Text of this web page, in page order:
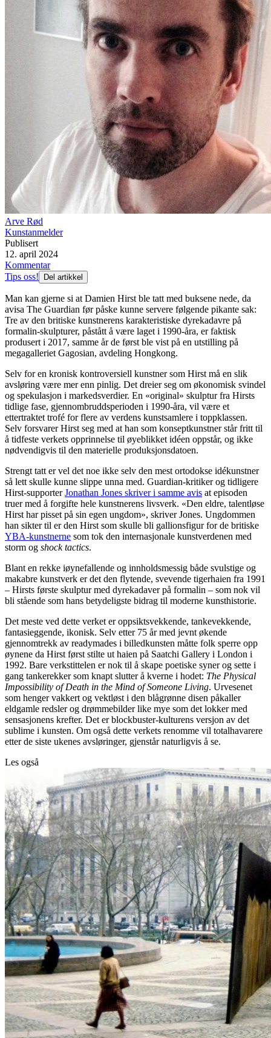
Arve Rød
Kunstanmelder
Publisert
12. april 2024
Kommentar
Tips oss!
Del artikkel
Man kan gjerne si at Damien Hirst ble tatt med buksene nede, da
avisa The Guardian før påske kunne servere følgende pikante sak:
Tre av den britiske kunstnerens karakteristiske dyrekadavre på
formalin-skulpturer, påstått å være laget i 1990-åra, er faktisk
produsert i 2017, samme år de først ble vist på en utstilling på
megagalleriet Gagosian, avdeling Hongkong.
Selv for en kronisk kontroversiell kunstner som Hirst må en slik
avsløring være mer enn pinlig. Det dreier seg om økonomisk svindel
og spekulasjon i markedsverdier. En «original» skulptur fra Hirsts
tidlige fase, gjennombruddsperioden i 1990-åra, vil være et
ettertraktet trofé for flere av verdens kunstsamlere i toppklassen.
Selv forsvarer Hirst seg med at han som konseptkunstner står fritt til
å tidfeste verkets opprinnelse til øyeblikket idéen oppstår, og ikke
nødvendigvis til den materielle produksjonsdatoen.
Strengt tatt er vel det noe ikke selv den mest ortodokse idékunstner
så lett skulle kunne slippe unna med. Guardian-kritiker og tidligere
Hirst-supporterJonathan Jones skriver i samme avis at episoden
truer med å forgifte hele kunstnerens livsverk. «Den eldre, talentløse
Hirst har pisset på sin egen ungdom», skriver Jones. Ungdommen
han sikter til er den Hirst som skulle bli gallionsfigur for de britiske
YBA-kunstnerne som tok den internasjonale kunstverdenen med
storm og shock tactics.
Blant en rekke iøynefallende og innholdsmessig både svulstige og
makabre kunstverk er det den flytende, svevende tigerhaien fra 1991
– Hirsts første skulptur med dyrekadaver på formalin – som nok vil
bli stående som hans betydeligste bidrag til moderne kunsthistorie.
Det meste ved dette verket er oppsiktsvekkende, tankevekkende,
fantasieggende, ikonisk. Selv etter 75 år med jevnt økende
gjennomtrekk av readymades i billedkunsten måtte folk sperre opp
øynene da Hirst først stilte ut haien på Saatchi Gallery i London i
1992. Bare verkstittelen er nok til å skape poetiske syner og sette i
gang tankerekker som knapt slutter å kverne i hodet: The Physical
Impossibility of Death in the Mind of Someone Living. Urvesenet
som henger vakkert og vektløst i den blågrønne disen påkaller
eldgamle redsler og drømmebilder like mye som det lokker med
sensasjonens krefter. Det er blockbuster-kulturens versjon av det
sublime i kunsten. Om også dette verkets renomme vil totalhavarere
etter de siste ukenes avsløringer, gjenstår naturligvis å se.
Les også